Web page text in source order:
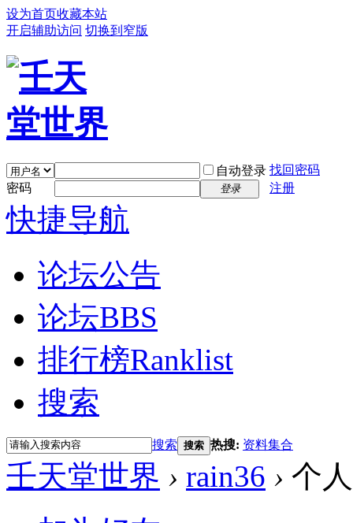
设为首页收藏本站
开启辅助访问 切换到窄版
自动登录 找回密码
密码
登录 注册
快捷导航
论坛公告
论坛BBS
排行榜Ranklist
搜索
搜索 搜索 热搜: 资料集合
壬天堂世界 › rain36 › 个